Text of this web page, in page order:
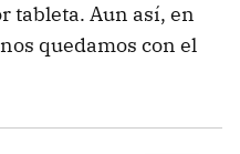
tableta. Aun así, en
quedamos con el